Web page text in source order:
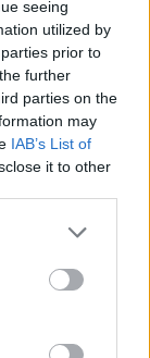
seeing
utilized by
prior to
further
parties on the
may
IAB’s List of
it to other
sammen